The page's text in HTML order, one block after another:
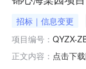
招标｜信息变更
项目编号： QYZX-
正文内容： 点击下